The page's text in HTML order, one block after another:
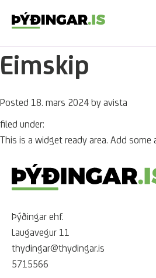
opener
opener
opener
opener
opener
opener
Eimskip
Posted 18. mars 2024byavista
filed under:
This is a widget ready area. Add
Þýðingar ehf.
Laugavegur 11
thydingar@thydingar.is
5715566